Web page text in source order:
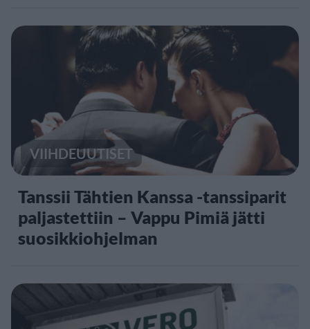
VIIHDEUUTISET
Tanssii Tähtien Kanssa -tanssiparit
paljastettiin – Vappu Pimiä jätti
suosikkiohjelman